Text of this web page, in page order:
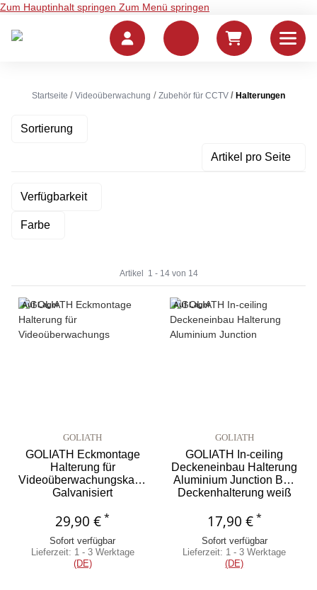
Zum Hauptinhalt springen Zum Menü springen
Startseite Videoüberwachung Zubehör für CCTV Halterungen
Sortierung
Artikel pro Seite
Verfügbarkeit
Farbe
Artikel 1 - 14von 14
Auf Lager
GOLIATH
GOLIATH Eckmontage
Halterung für
Videoüberwachungskameras
Galvanisiert
HDC-Z04
29,90 € *
Sofort verfügbar
Lieferzeit: 1 - 3 Werktage
(DE)
Auf Lager
GOLIATH
GOLIATH In-ceiling
Deckeneinbau Halterung
Aluminium Junction Box
Deckenhalterung weiß
17,90 €*
Sofort verfügbar
Lieferzeit: 1 - 3 Werktage
(DE)